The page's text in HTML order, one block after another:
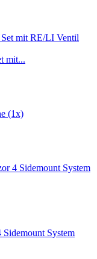
mit...
(1x)
4 Sidemount System
Sidemount System